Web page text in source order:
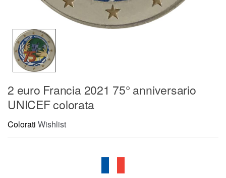
2 euro Francia 2021 75° anniversario
UNICEF colorata
Colorati Wishlist